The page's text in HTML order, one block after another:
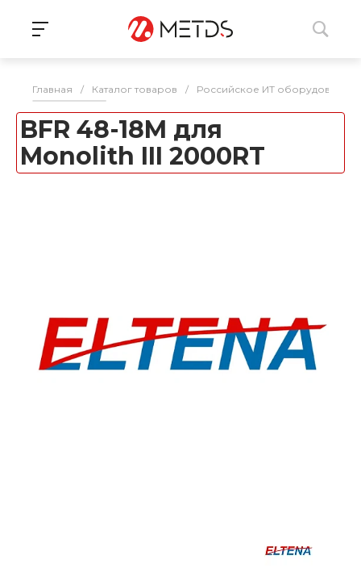
Главная / Каталог товаров / Российское ИТ оборудование
BFR 48-18M для
Monolith III 2000RT